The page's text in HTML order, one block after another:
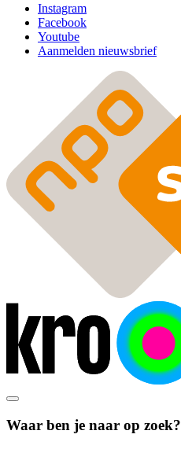
Instagram
Facebook
Youtube
Aanmelden nieuwsbrief
Waar ben je naar op zoek?